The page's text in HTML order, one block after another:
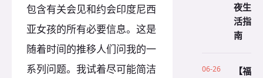
包含有关会见和约会印度尼西
亚女孩的所有必要信息。这是
随着时间的推移人们问我的一
系列问题。我试着尽可能简洁
夜生
活指
南
06-26
【福